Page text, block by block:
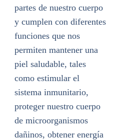
partes de nuestro cuerpo
y cumplen con diferentes
funciones que nos
permiten mantener una
piel saludable, tales
como estimular el
sistema inmunitario,
proteger nuestro cuerpo
de microorganismos
dañinos, obtener energía